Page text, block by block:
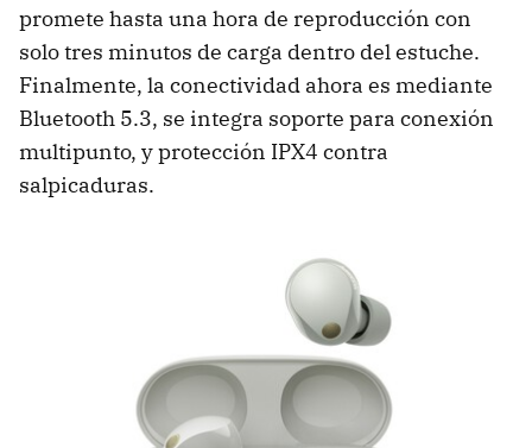
promete hasta una hora de reproducción con
solo tres minutos de carga dentro del estuche.
Finalmente, la conectividad ahora es mediante
Bluetooth 5.3, se integra soporte para conexión
multipunto, y protección IPX4 contra
salpicaduras.